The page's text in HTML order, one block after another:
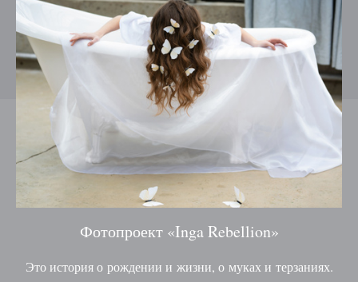
Фотопроект «Inga Rebellion»
Это история о рождении и жизни, о муках и терзаниях.